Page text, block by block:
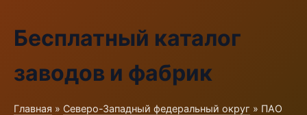
Бесплатный каталог
заводов и фабрик
Главная » Северо-Западный федеральный округ » ПАО